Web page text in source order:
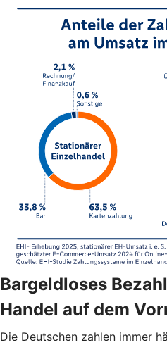
Bargeldloses
Handel auf dem
Die Deutschen zahlen immer